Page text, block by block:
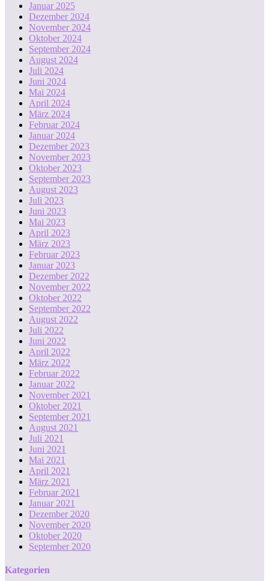
Januar 2025
Dezember 2024
November 2024
Oktober 2024
September 2024
August 2024
Juli 2024
Juni 2024
Mai 2024
April 2024
März 2024
Februar 2024
Januar 2024
Dezember 2023
November 2023
Oktober 2023
September 2023
August 2023
Juli 2023
Juni 2023
Mai 2023
April 2023
März 2023
Februar 2023
Januar 2023
Dezember 2022
November 2022
Oktober 2022
September 2022
August 2022
Juli 2022
Juni 2022
April 2022
März 2022
Februar 2022
Januar 2022
November 2021
Oktober 2021
September 2021
August 2021
Juli 2021
Juni 2021
Mai 2021
April 2021
März 2021
Februar 2021
Januar 2021
Dezember 2020
November 2020
Oktober 2020
September 2020
Kategorien